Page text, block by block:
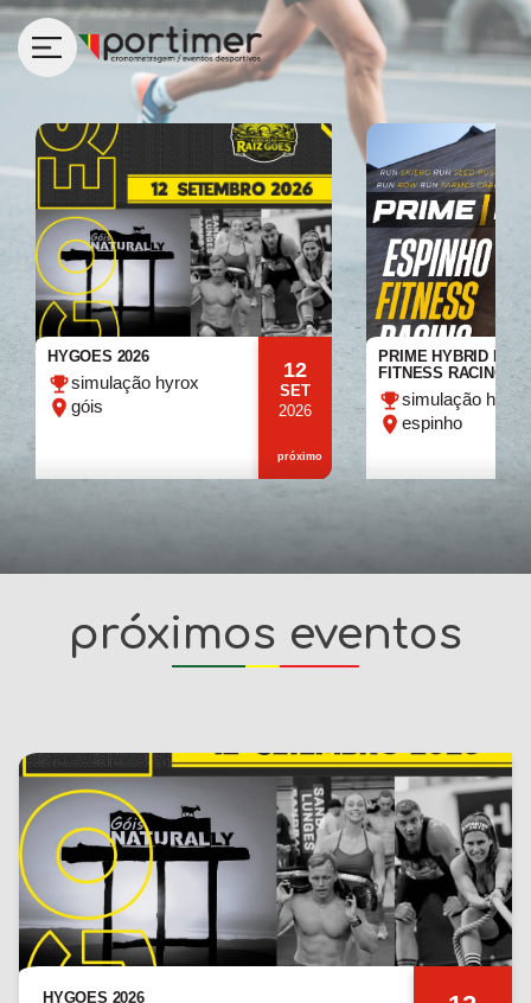
HYGOES 2026
simulação hyrox
góis
12
SET
2026
próximo
PRIME HYBRID
FITNESS RACING
simulação hyrox
espinho
próximos eventos
HYGOES 2026